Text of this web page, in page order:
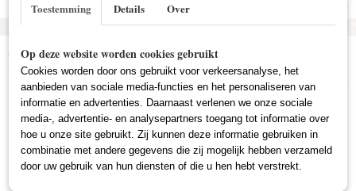
Home >Gebruikte DVD's>Tekenfilm DVD Gebruikt
6 (Gebruikt)
Toestemming Details Over
Op deze website worden cookies gebruikt
Cookies worden door ons gebruikt voor verkeersanalyse, het
aanbieden van sociale media-functies en het personaliseren van
informatie en advertenties. Daarnaast verlenen we onze sociale
media-, advertentie- en analysepartners toegang tot informatie over
hoe u onze site gebruikt. Zij kunnen deze informatie gebruiken in
combinatie met andere gegevens die zij mogelijk hebben verzameld
door uw gebruik van hun diensten of die u hen hebt verstrekt.